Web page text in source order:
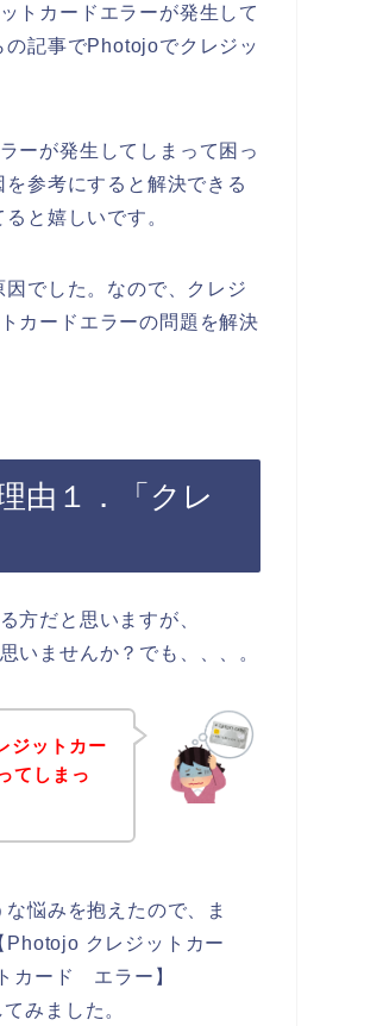
トカードエラーが発生して
記事でPhotojoでクレジッ
ーが発生してしまって困っ
参考にすると解決できる
と嬉しいです。
でした。なので、クレジ
カードエラーの問題を解決
由１．「クレ
方だと思いますが、
いませんか？でも、、、。
ジットカー
てしまっ
悩みを抱えたので、ま
Photojo クレジットカー
カード エラー】
みました。